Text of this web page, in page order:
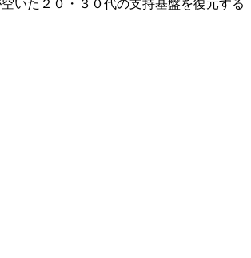
いた２０・３０代の支持基盤を復元する